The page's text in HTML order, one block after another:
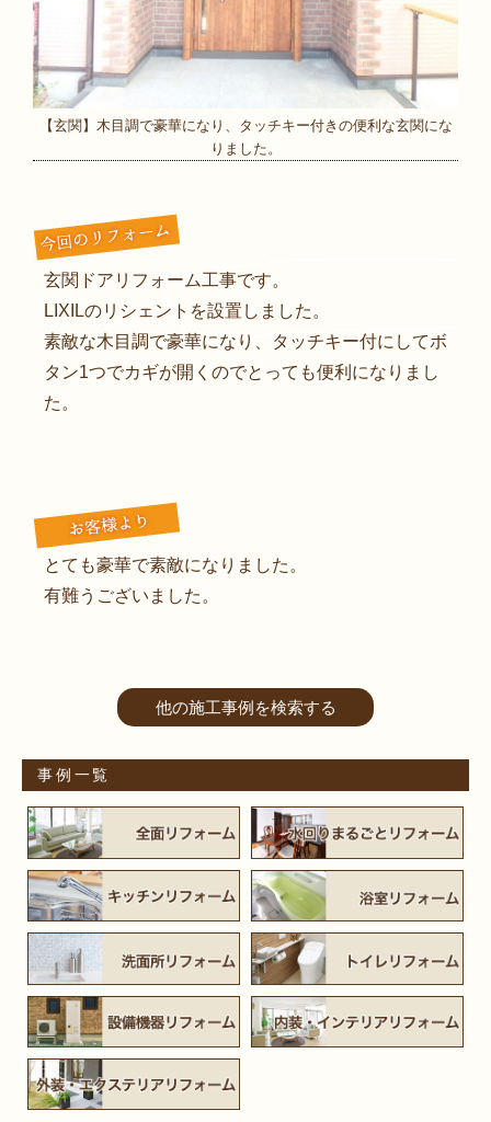
【玄関】木目調で豪華になり、タッチキー付きの便利な玄関にな
りました。
玄関ドアリフォーム工事です。
LIXILのリシェントを設置しました。
素敵な木目調で豪華になり、タッチキー付にしてボ
タン1つでカギが開くのでとっても便利になりまし
た。
とても豪華で素敵になりました。
有難うございました。
他の施工事例を検索する
事例一覧